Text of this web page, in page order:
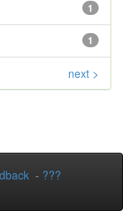
1
1
next >
- ???